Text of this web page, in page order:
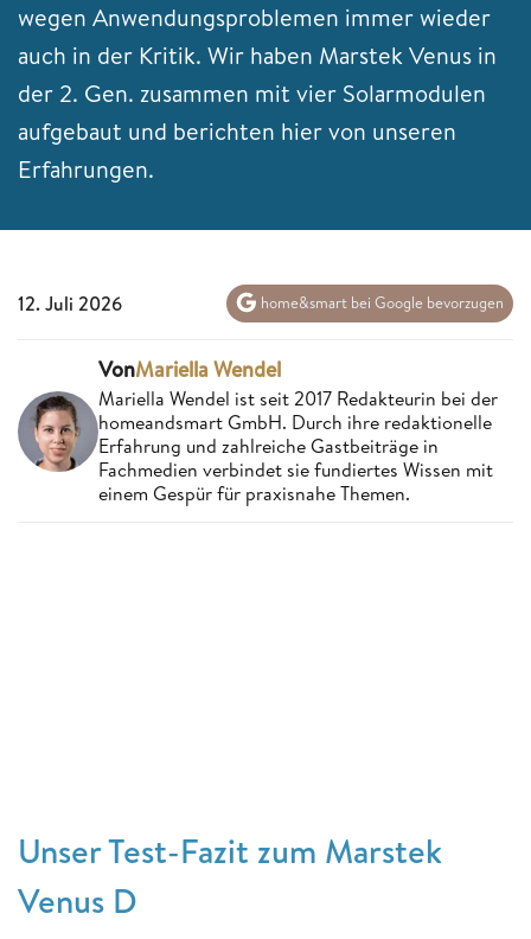
wegen Anwendungsproblemen immer wieder
auch in der Kritik. Wir haben Marstek Venus in
der 2. Gen. zusammen mit vier Solarmodulen
aufgebaut und berichten hier von unseren
Erfahrungen.
12. Juli 2026 home&smart bei Google bevorzugen
VonMariella Wendel
Mariella Wendel ist seit 2017 Redakteurin bei der
homeandsmart GmbH. Durch ihre redaktionelle
Erfahrung und zahlreiche Gastbeiträge in
Fachmedien verbindet sie fundiertes Wissen mit
einem Gespür für praxisnahe Themen.
Unser Test-Fazit zum Marstek
Venus D